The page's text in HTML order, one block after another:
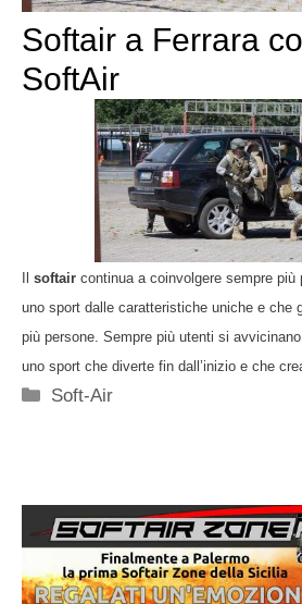
Softair a Ferrara
SoftAir
Il softair continua a coinvolgere sempre più
uno sport dalle caratteristiche uniche e che
più persone. Sempre più utenti si
uno sport che diverte fin dall’inizio e che
Categorie
Soft-Air